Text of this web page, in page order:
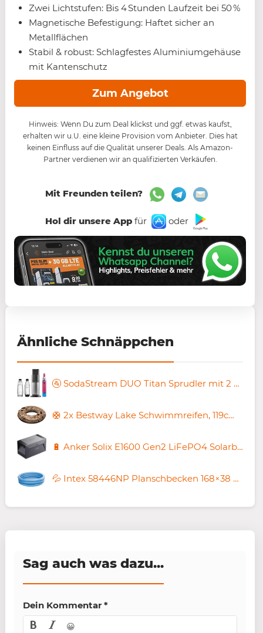
Zwei Lichtstufen: Bis 4 Stunden Laufzeit bei 50 %
Magnetische Befestigung: Haftet sicher an
Metallflächen
Stabil & robust: Schlagfestes Aluminiumgehäuse
mit Kantenschutz
Zum Angebot
Hinweis: Wenn Du zum Deal klickst und ggf. etwas kaufst,
erhalten wir u.U. eine kleine Provision vom Anbieter. Dies hat
keinen Einfluss auf die Qualität unserer Deals. Als Amazon-
Partner verdienen wir an qualifizierten Verkäufen.
Mit Freunden teilen?
Hol dir unsere Appfür oder
Ähnliche Schnäppchen
🚰 SodaStream DUO Titan Sprudler mit 2 Flaschen + Zylinder für 94€ (statt 107€)
🛟 2x Bestway Lake Schwimmreifen, 119cm für 16,98€ (statt 34€)
🔋 Anker Solix E1600 Gen2 LiFePO4 Solarbank mit 1.600Wh für 260€ (statt 310€)
💦 Intex 58446NP Planschbecken 168×38 cm für 8,59€ (statt 13€)
Sag auch was dazu...
Dein Kommentar *
😀